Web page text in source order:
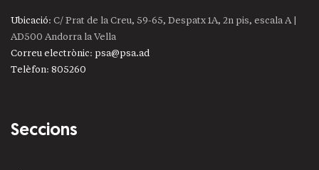
Ubicació: C/ Prat de la Creu, 59-65, Despatx 1A, 2n pis, escala A |
AD500 Andorra la Vella
Correu electrònic: psa@psa.ad
Telèfon: 805260
Seccions